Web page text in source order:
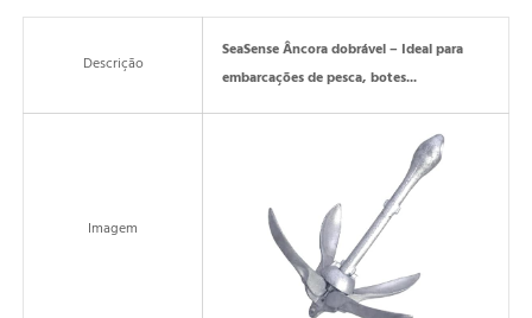
Descrição
SeaSense Âncora dobrável – Ideal para
embarcações de pesca, botes...
Imagem